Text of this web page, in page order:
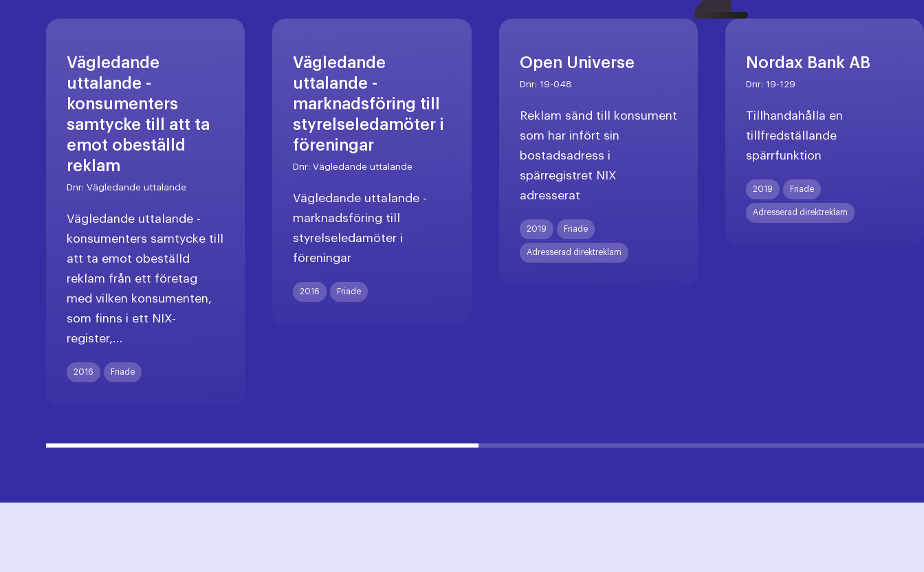
Vägledande
uttalande -
konsumenters
samtycke till att ta
emot obeställd
reklam
Dnr:Vägledande uttalande
Vägledande uttalande -
konsumenters samtycke till
att ta emot obeställd
reklam från ett företag
med vilken konsumenten,
som finns i ett NIX-
register,...
2016 Friade
Vägledande
uttalande -
marknadsföring till
styrelseledamöter i
föreningar
Dnr:Vägledande uttalande
Vägledande uttalande -
marknadsföring till
styrelseledamöter i
föreningar
2016 Friade
Open Universe
Dnr: 19-048
Reklam sänd till konsument
som har infört sin
bostadsadress i
spärregistret NIX
adresserat
2019 Friade
Adresserad direktreklam
Nordax Bank AB
Dnr: 19-129
Tillhandahålla en
tillfredställande
spärrfunktion
2019 Friade
Adresserad direktreklam